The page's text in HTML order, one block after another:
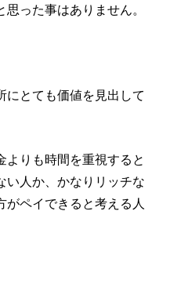
った事はありません。
にとても価値を見出して
よりも時間を重視すると
い人か、かなりリッチな
がペイできると考える人